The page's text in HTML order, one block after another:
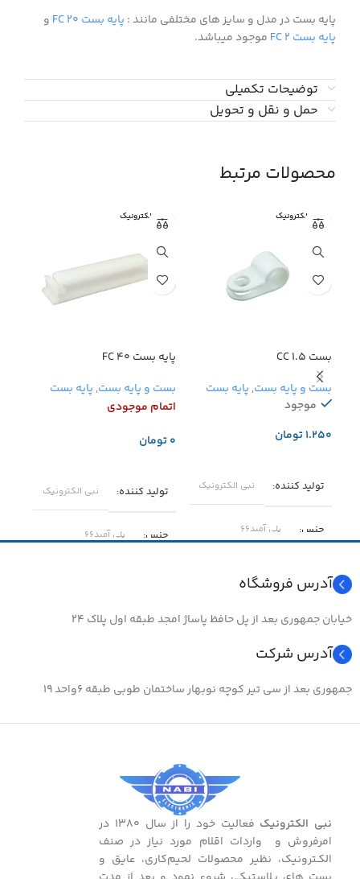
پایه بست در مدل و سایز های مختلفی مانند : پایه بست FC 20
و
پایه بست FC 2
موجود میباشد.
توضیحات تکمیلی
حمل و نقل و تحویل
محصولات مرتبط
نبی الکترونیک
بست CC 1.5
بست و پایه بست, پایه بست
موجود
تومان
تولید کننده
نبی الکترونیک
جنس پلی آمید۶۶
-۴۰ … +۸۵
مناسب برای
مرتب کردن سیم و عبور سیم در
نبی الکترونیک
پایه بست FC 40
بست و پایه بست, پایه بست
اتمام موجودی
تومان
تولید کننده
نبی الکترونیک
جنس پلی آمید۶۶
مناسب برای
آدرس فروشگاه
خیابان جمهوری بعد از پل حافظ پاساژ امجد طبقه اول پلاک ۲۴
آدرس شرکت
جمهوری بعد از سی تیر کوچه نوبهار ساختمان طوبی طبقه ۶واحد ۱۹
نبی الکترونیک
فعالیت خود را از سال ۱۳۸۰ در
امرفروش و واردات اقلام مورد نیاز در صنف
الکـترونیک، نظیر محصولات لحیم‌کاری، عایق و